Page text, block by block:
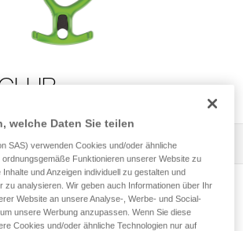
Anwendungen 2 Filter
welche Daten Sie teilen
SAS) verwenden Cookies und/oder ähnliche
ordnungsgemäße Funktionieren unserer Website zu
und Anzeigen individuell zu gestalten und
zu analysieren. Wir geben auch Informationen über Ihr
Website an unsere Analyse-, Werbe- und Social-
unsere Werbung anzupassen. Wenn Sie diese
Cookies und/oder ähnliche Technologien nur auf